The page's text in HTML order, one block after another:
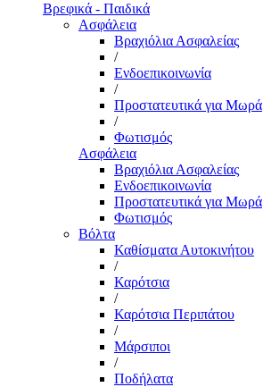
Βρεφικά - Παιδικά
Ασφάλεια
Βραχιόλια Ασφαλείας
/
Ενδοεπικοινωνία
/
Προστατευτικά για Μωρά
/
Φωτισμός
Ασφάλεια
Βραχιόλια Ασφαλείας
Ενδοεπικοινωνία
Προστατευτικά για Μωρά
Φωτισμός
Βόλτα
Καθίσματα Αυτοκινήτου
/
Καρότσια
/
Καρότσια Περιπάτου
/
Μάρσιποι
/
Ποδήλατα